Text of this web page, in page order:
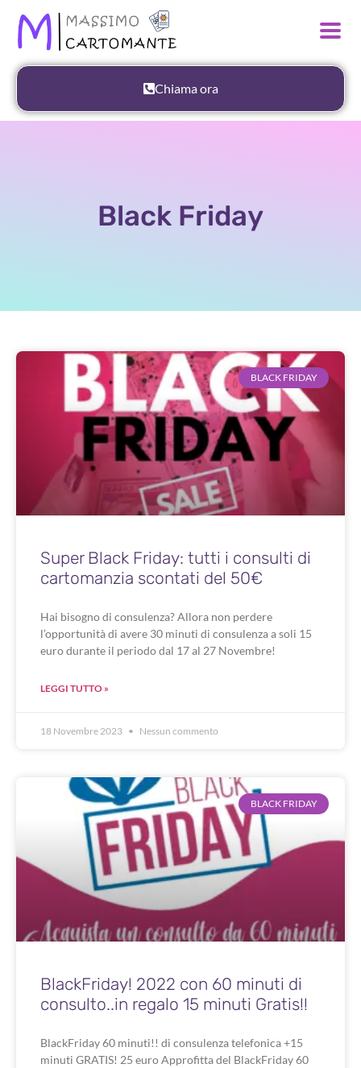
Chiama ora
Black Friday
BLACK FRIDAY
Super Black Friday: tutti i consulti di
cartomanzia scontati del 50€
Hai bisogno di consulenza? Allora non perdere
l’opportunità di avere 30 minuti di consulenza a soli 15
euro durante il periodo dal 17 al 27 Novembre!
LEGGI TUTTO »
18 Novembre 2023 Nessun commento
BLACK FRIDAY
BlackFriday! 2022 con 60 minuti di
consulto..in regalo 15 minuti Gratis!!
BlackFriday 60 minuti!! di consulenza telefonica +15
minuti GRATIS! 25 euro Approfitta del BlackFriday 60